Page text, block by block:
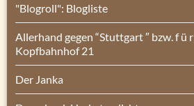
"Blogroll": Blogliste
Allerhand gegen “Stuttgart ″ bzw. f ü r
Kopfbahnhof 21
Der Janka